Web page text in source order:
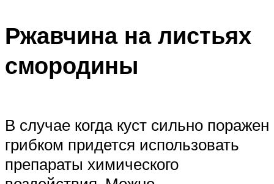
Ржавчина на листьях
смородины
В случае когда куст сильно поражен
грибком придется использовать
препараты химического